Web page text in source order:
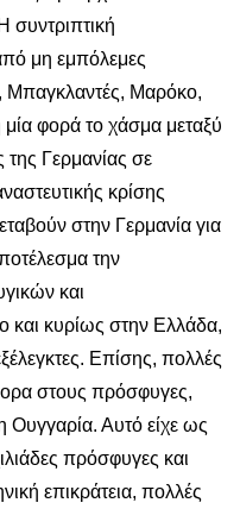
συντριπτική
μη εμπόλεμες
Μπαγκλαντές, Μαρόκο,
φορά το χάσμα μεταξύ
Γερμανίας σε
κρίσης
στην Γερμανία για
την
και
και κυρίως στην Ελλάδα,
Επίσης, πολλές
στους πρόσφυγες,
Αυτό είχε ως
πρόσφυγες και
επικράτεια, πολλές